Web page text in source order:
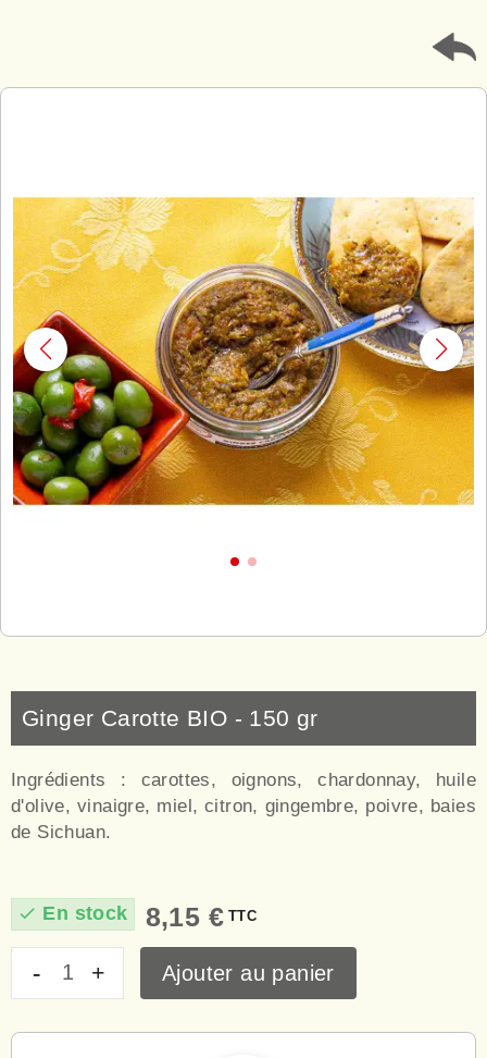
Ginger Carotte BIO - 150 gr
Ingrédients : carottes, oignons, chardonnay, huile
d'olive, vinaigre, miel, citron, gingembre, poivre, baies
de Sichuan.
check En stock 8,15 € TTC
Ajouter au panier